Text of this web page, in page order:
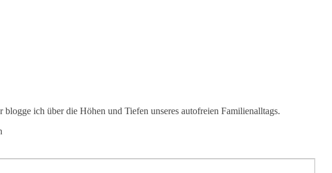
ich über die Höhen und Tiefen unseres autofreien Familienalltags.